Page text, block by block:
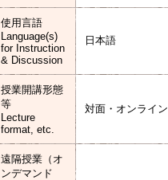
使用言語
Language(s)
for Instruction
& Discussion
日本語
授業開講形態
等
Lecture
format, etc.
対面・オンライン
遠隔授業（オ
ンデマンド